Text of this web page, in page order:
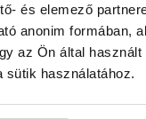
és elemező
anonim formában,
az Ön által
sütik használatához.
vagy